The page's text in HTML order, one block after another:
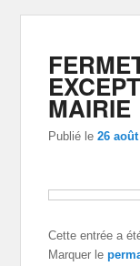
MAIRIE
Publié le26 août
Cette entrée a
Marquer le